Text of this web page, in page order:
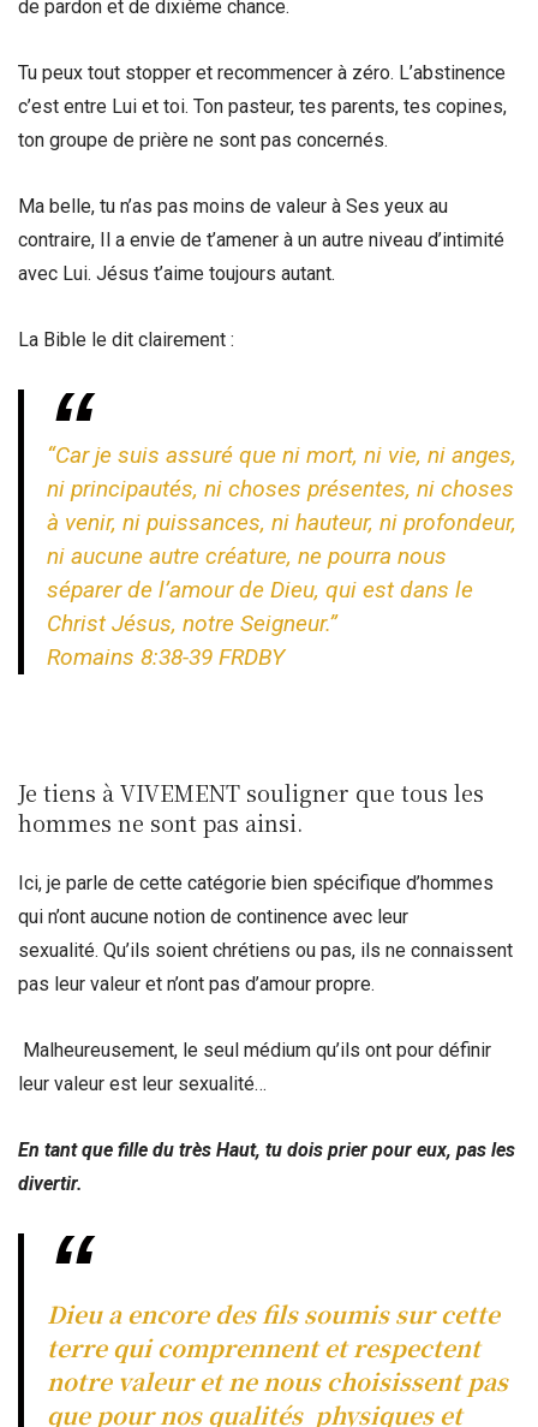
de pardon et de dixième chance.
Tu peux tout stopper et recommencer à zéro. L’abstinence
c’est entre Lui et toi. Ton pasteur, tes parents, tes copines,
ton groupe de prière ne sont pas concernés.
Ma belle, tu n’as pas moins de valeur à Ses yeux au
contraire, Il a envie de t’amener à un autre niveau d’intimité
avec Lui. Jésus t’aime toujours autant.
La Bible le dit clairement :
“Car je suis assuré que ni mort, ni vie, ni anges,
ni principautés, ni choses présentes, ni choses
à venir, ni puissances, ni hauteur, ni profondeur,
ni aucune autre créature, ne pourra nous
séparer de l’amour de Dieu, qui est dans le
Christ Jésus, notre Seigneur.”
Romains 8:38‭-‬39 FRDBY
Je tiens à VIVEMENT souligner que tous les
hommes ne sont pas ainsi.
Ici, je parle de cette catégorie bien spécifique d’hommes
qui n’ont aucune notion de continence avec leur
sexualité. Qu’ils soient chrétiens ou pas, ils ne connaissent
pas leur valeur et n’ont pas d’amour propre.
Malheureusement, le seul médium qu’ils ont pour définir
leur valeur est leur sexualité…
En tant que fille du très Haut, tu dois prier pour eux, pas les
divertir.
Dieu a encore des fils soumis sur cette
terre qui comprennent et respectent
notre valeur et ne nous choisissent pas
que pour nos qualités physiques et